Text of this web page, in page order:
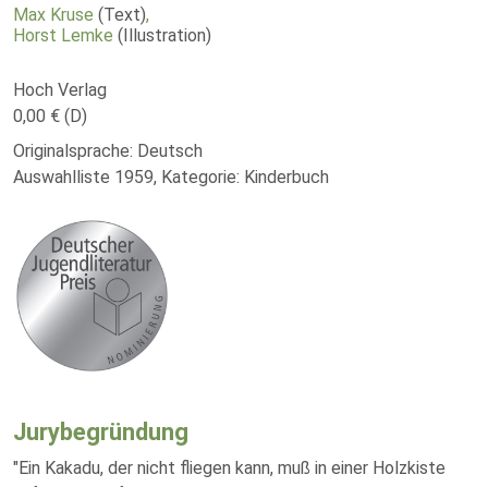
Max Kruse (Text),
Horst Lemke (Illustration)
Hoch Verlag
0,00 € (D)
Originalsprache: Deutsch
Auswahlliste 1959, Kategorie: Kinderbuch
Jurybegründung
"Ein Kakadu, der nicht fliegen kann, muß in einer Holzkiste